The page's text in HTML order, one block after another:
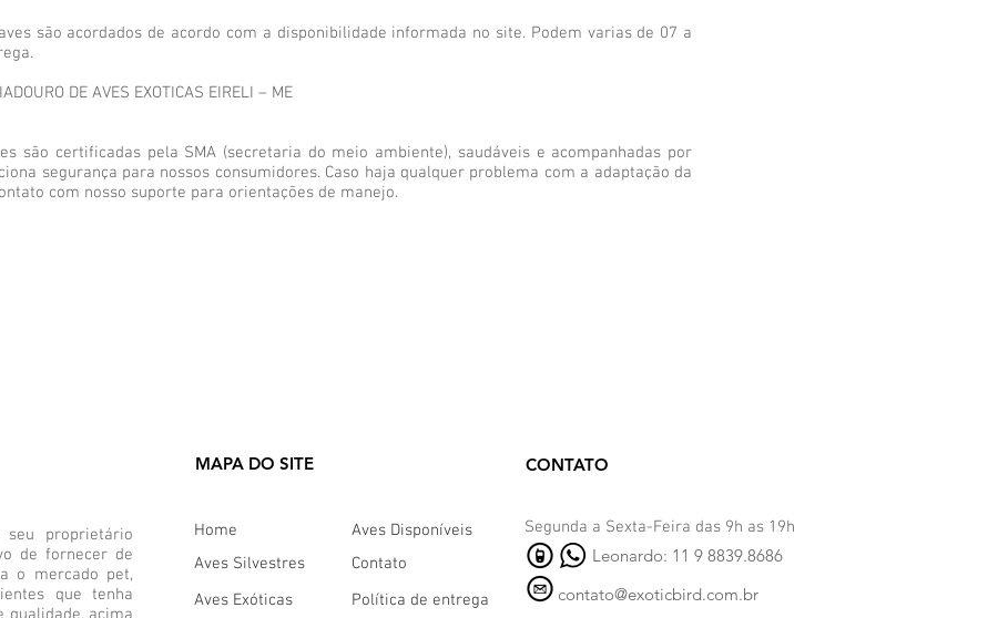
são acordados de acordo com a disponibilidade informada no site. Podem varias de 07 a
DE AVES EXOTICAS EIRELI – ME
são certificadas pela SMA (secretaria do meio ambiente), saudáveis e acompanhadas por
segurança para nossos consumidores. Caso haja qualquer problema com a adaptação da
com nosso suporte para orientações de manejo.
MAPA DO SITE
proprietário
de fornecer de
o mercado pet,
que tenha
Home
Aves Disponíveis
Aves Silvestres
Contato
Aves Exóticas
Política de entrega
CONTATO
Segunda a Sexta-Feira das 9h as 19h
Leonardo: 11 9 8839.8686
contato@exoticbird.com.br